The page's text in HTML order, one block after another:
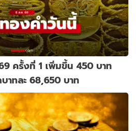
ครั้งที่ 1 เพิ่มขึ้น 450 บาท
าทละ 68,650 บาท